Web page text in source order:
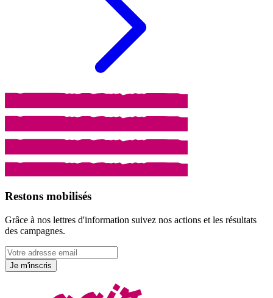
Restons mobilisés
Grâce à nos lettres d'information suivez nos actions et les résultats
des campagnes.
Je m'inscris